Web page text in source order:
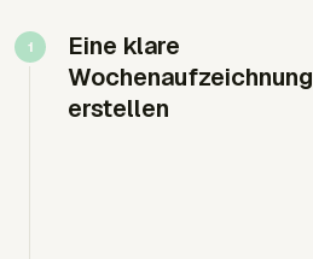
Eine klare
Wochenaufzeichnung
erstellen